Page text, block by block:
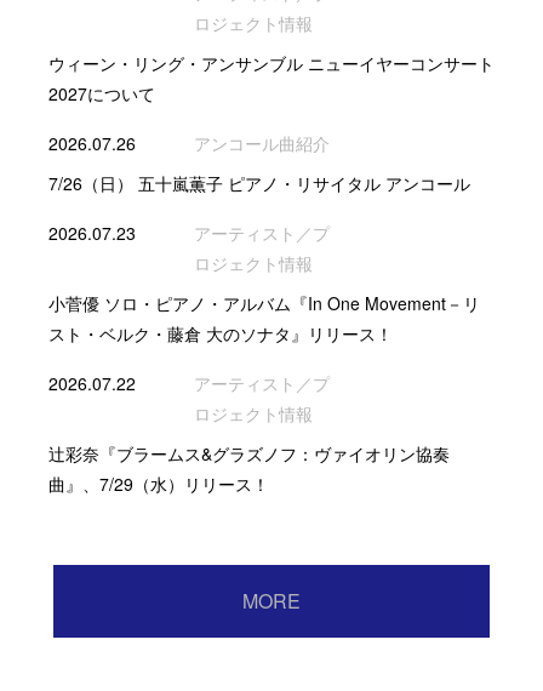
ロジェクト情報
ウィーン・リング・アンサンブル ニューイヤーコンサート
2027について
2026.07.26
アンコール曲紹介
7/26（日） 五十嵐薫子 ピアノ・リサイタル アンコール
2026.07.23
アーティスト／プ
ロジェクト情報
小菅優 ソロ・ピアノ・アルバム『In One Movement－リ
スト・ベルク・藤倉 大のソナタ』リリース！
2026.07.22
アーティスト／プ
ロジェクト情報
辻彩奈『ブラームス&グラズノフ：ヴァイオリン協奏
曲』、7/29（水）リリース！
MORE